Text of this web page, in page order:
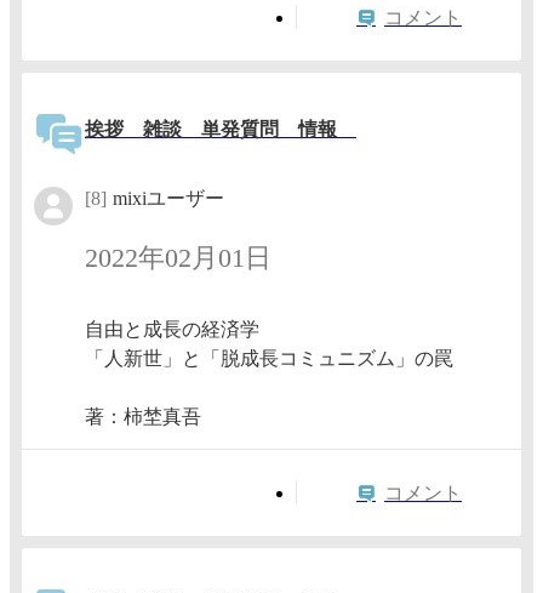
コメント
挨拶 雑談 単発質問 情報
[8] mixiユーザー
2022年02月01日
自由と成長の経済学
「人新世」と「脱成長コミュニズム」の罠
著：柿埜真吾
コメント